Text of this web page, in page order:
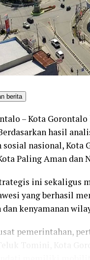
berita
– Kota
hasil
nasional, Kota
Paling Aman dan
ini sekaligus
yang berhasil
dan kenyamanan
pemerintahan,